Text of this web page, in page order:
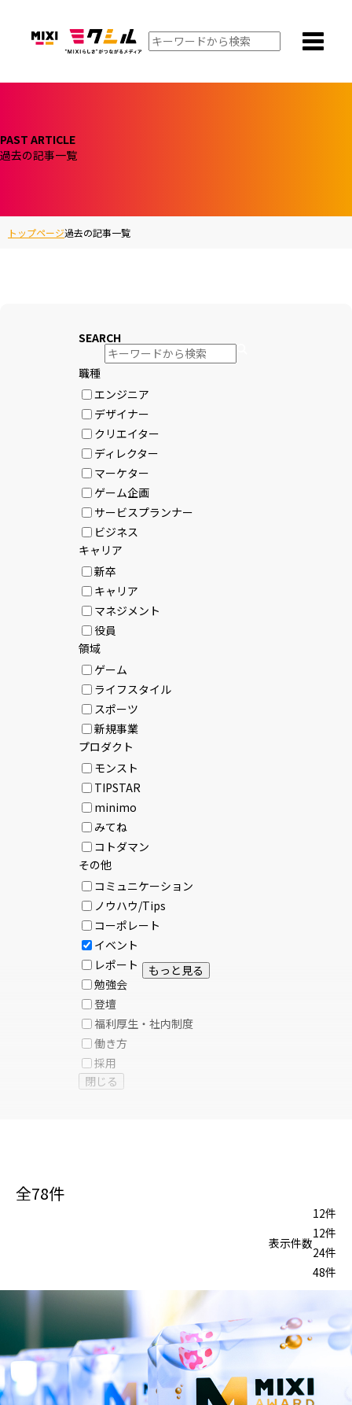
PAST ARTICLE
過去の記事一覧
トップページ過去の記事一覧
SEARCH
職種
エンジニア
デザイナー
クリエイター
ディレクター
マーケター
ゲーム企画
サービスプランナー
ビジネス
キャリア
新卒
キャリア
マネジメント
役員
領域
ゲーム
ライフスタイル
スポーツ
新規事業
プロダクト
モンスト
TIPSTAR
minimo
みてね
コトダマン
その他
コミュニケーション
ノウハウ/Tips
コーポレート
イベント
レポート
勉強会
登壇
福利厚生・社内制度
働き方
採用
閉じる
もっと見る
全78件
表示件数
12件
12件
24件
48件